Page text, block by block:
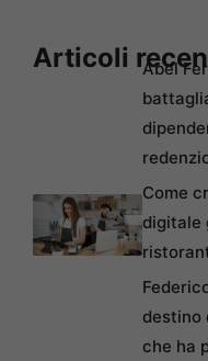
Articoli
Abel
Come
digitale
destino
che ha